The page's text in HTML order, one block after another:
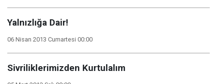
Yalnızlığa Dair!
06 Nisan 2013 Cumartesi 00:00
Sivriliklerimizden Kurtulalım